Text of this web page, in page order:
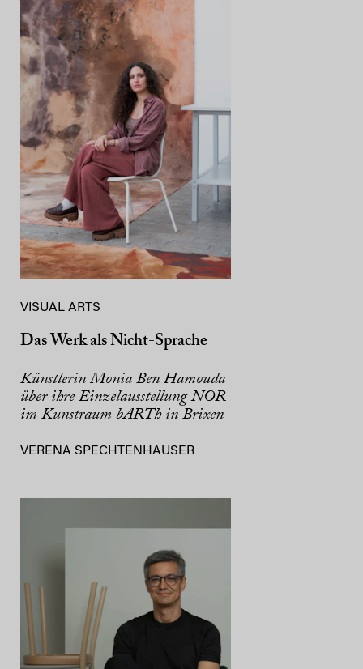
VISUAL ARTS
Das Werk als Nicht-Sprache
Künstlerin Monia Ben Hamouda
über ihre Einzelausstellung NOR
im Kunstraum bARTh in Brixen
VERENA SPECHTENHAUSER